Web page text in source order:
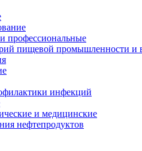
профессиональные
пищевой промышленности и
инфекций
и медицинские
нефтепродуктов